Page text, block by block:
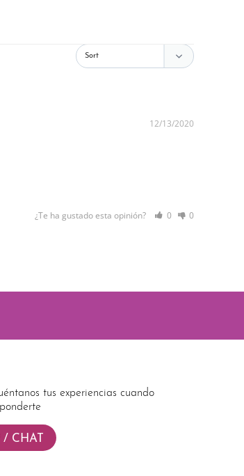
12/13/2020
¿Te ha gustado esta opinión? 0 0
tus experiencias cuando
CHAT